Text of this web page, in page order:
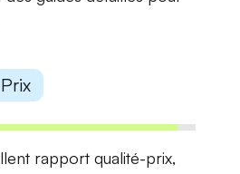
rapport qualité-prix,